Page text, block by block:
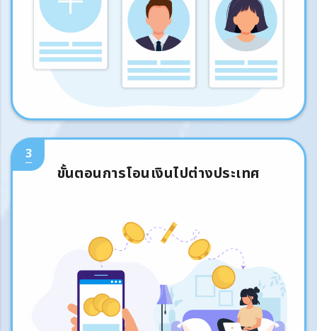
3
ขั้นตอนการโอนเงินไปต่างประเทศ